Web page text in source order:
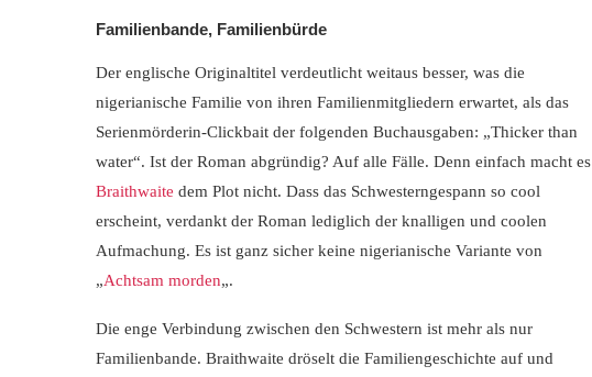
Familienbande, Familienbürde
Der englische Originaltitel verdeutlicht weitaus besser, was die
nigerianische Familie von ihren Familienmitgliedern erwartet, als das
Serienmörderin-Clickbait der folgenden Buchausgaben: „Thicker than
water“. Ist der Roman abgründig? Auf alle Fälle. Denn einfach macht es
Braithwaite dem Plot nicht. Dass das Schwesterngespann so cool
erscheint, verdankt der Roman lediglich der knalligen und coolen
Aufmachung. Es ist ganz sicher keine nigerianische Variante von
„Achtsam morden„.
Die enge Verbindung zwischen den Schwestern ist mehr als nur
Familienbande. Braithwaite dröselt die Familiengeschichte auf und